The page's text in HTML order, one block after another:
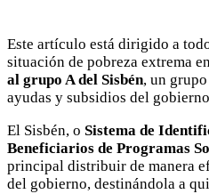
Este artículo está dirigido a
situación de pobreza extrema
al grupo A del Sisbén, un
ayudas y subsidios del
El Sisbén, o Sistema de
Beneficiarios de Programas
principal distribuir de manera
del gobierno, destinándola a